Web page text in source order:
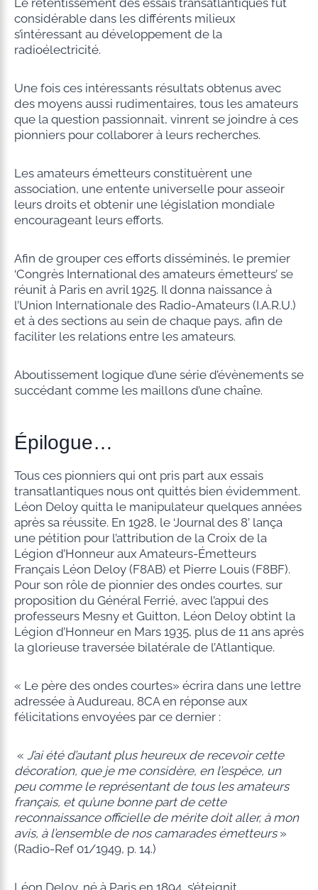
Le retentissement des essais transatlantiques fut
considérable dans les différents milieux
s’intéressant au développement de la
radioélectricité.
Une fois ces intéressants résultats obtenus avec
des moyens aussi rudimentaires, tous les amateurs
que la question passionnait, vinrent se joindre à ces
pionniers pour collaborer à leurs recherches.
Les amateurs émetteurs constituèrent une
association, une entente universelle pour asseoir
leurs droits et obtenir une législation mondiale
encourageant leurs efforts.
Afin de grouper ces efforts disséminés, le premier
‘Congrès International des amateurs émetteurs’ se
réunit à Paris en avril 1925. Il donna naissance à
l’Union Internationale des Radio-Amateurs (I.A.R.U.)
et à des sections au sein de chaque pays, afin de
faciliter les relations entre les amateurs.
Aboutissement logique d’une série d’évènements se
succédant comme les maillons d’une chaîne.
Épilogue…
Tous ces pionniers qui ont pris part aux essais
transatlantiques nous ont quittés bien évidemment.
Léon Deloy quitta le manipulateur quelques années
après sa réussite. En 1928, le ‘Journal des 8’ lança
une pétition pour l’attribution de la Croix de la
Légion d’Honneur aux Amateurs-Émetteurs
Français Léon Deloy (F8AB) et Pierre Louis (F8BF).
Pour son rôle de pionnier des ondes courtes, sur
proposition du Général Ferrié, avec l’appui des
professeurs Mesny et Guitton, Léon Deloy obtint la
Légion d’Honneur en Mars 1935, plus de 11 ans après
la glorieuse traversée bilatérale de l’Atlantique.
« Le père des ondes courtes» écrira dans une lettre
adressée à Audureau, 8CA en réponse aux
félicitations envoyées par ce dernier :
« J’ai été d’autant plus heureux de recevoir cette
décoration, que je me considère, en l’espèce, un
peu comme le représentant de tous les amateurs
français, et qu’une bonne part de cette
reconnaissance officielle de mérite doit aller, à mon
avis, à l’ensemble de nos camarades émetteurs»
(Radio-Ref 01/1949, p. 14.)
Léon Deloy, né à Paris en 1894, s’éteignit